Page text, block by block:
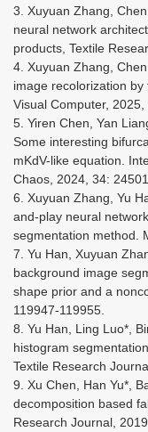
3. Xuyuan Zhang,
neural network
products, Textile
4. Xuyuan Zhang,
image recolorization
Visual Computer, 2025,
5. Yiren Chen, Yan
Some interesting
mKdV-like equation.
Chaos, 2024, 34:
6. Xuyuan Zhang, Yu
and-play neural
segmentation method.
7. Yu Han, Xuyuan
background image
shape prior and a
119947-119955.
8. Yu Han, Ling Luo*,
histogram
Textile Research
9. Xu Chen, Han Yu*,
decomposition based
Research Journal,